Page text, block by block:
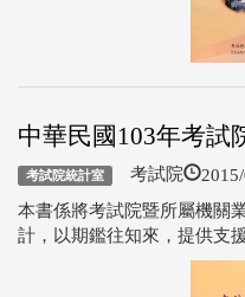
中華民國103年考試
考試院統計室 考試院
本書係將考試院暨所屬機關
計，以期鑑往知來，提供支